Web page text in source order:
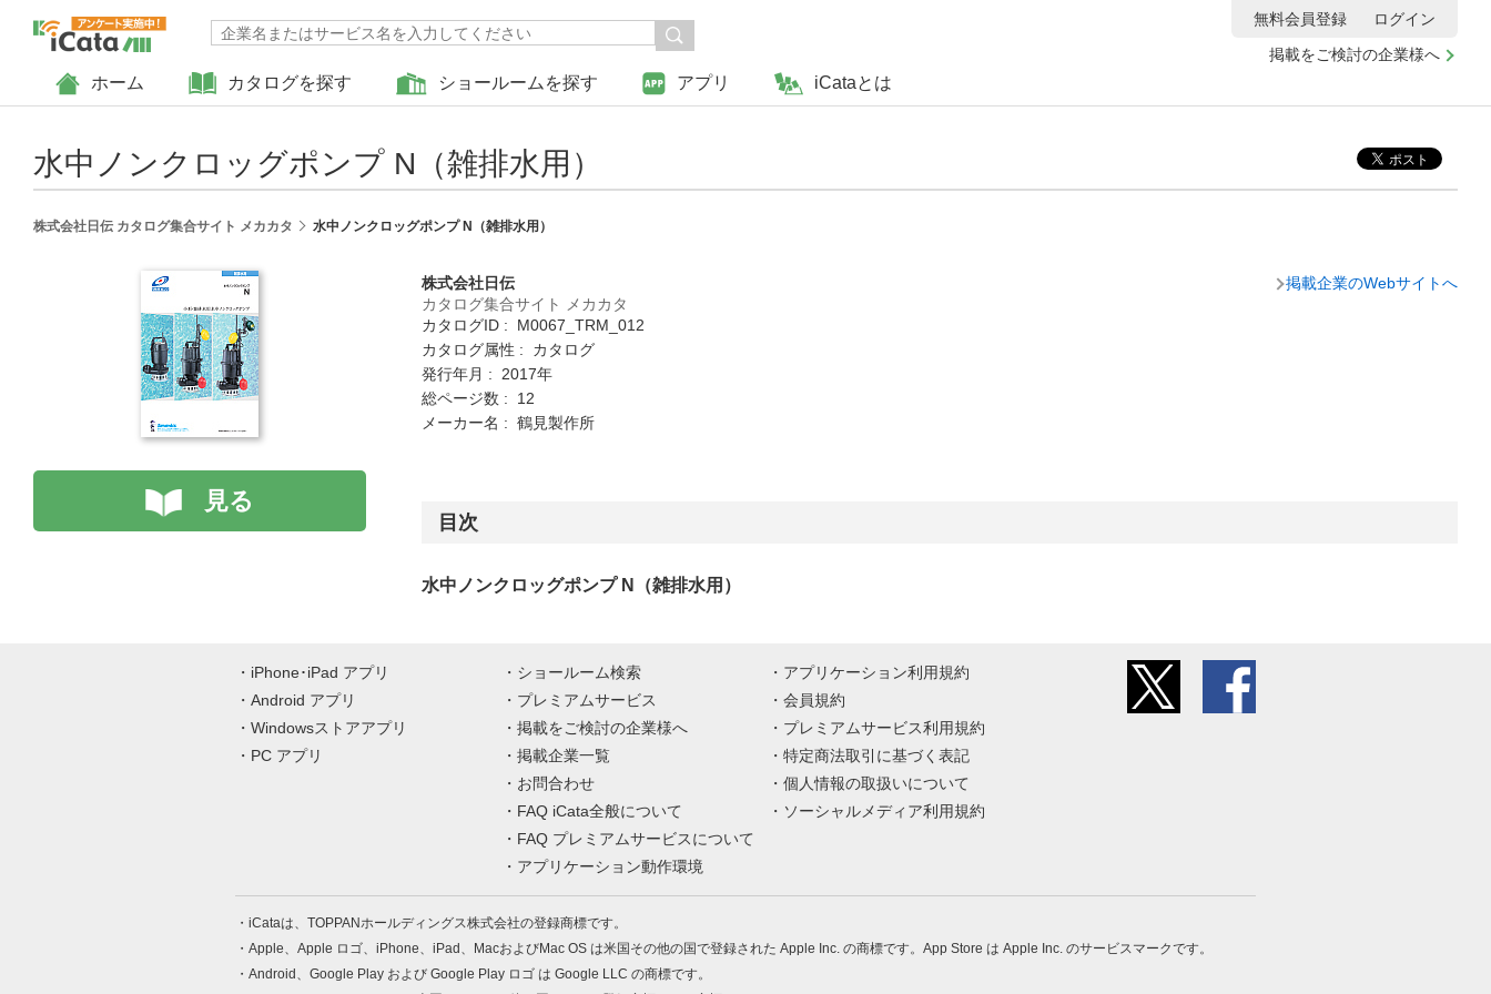
ホーム カタログを探す ショールームを探す アプリ iCataとは
掲載をご検討の企業様へ
無料会員登録 ログイン
水中ノンクロッグポンプ N（雑排水用）
株式会社日伝 カタログ集合サイト メカカタ 水中ノンクロッグポンプ N（雑排水用）
見る
株式会社日伝
カタログ集合サイト メカカタ
カタログID : M0067_TRM_012
カタログ属性 : カタログ
発行年月 : 2017年
総ページ数 : 12
メーカー名 : 鶴見製作所
掲載企業のWebサイトへ
目次
水中ノンクロッグポンプ N（雑排水用）
iPhone･iPad アプリ
Android アプリ
Windowsストアアプリ
PC アプリ
ショールーム検索
プレミアムサービス
掲載をご検討の企業様へ
掲載企業一覧
お問合わせ
FAQ iCata全般について
FAQ プレミアムサービスについて
アプリケーション動作環境
アプリケーション利用規約
会員規約
プレミアムサービス利用規約
特定商法取引に基づく表記
個人情報の取扱いについて
ソーシャルメディア利用規約
iCataは、TOPPANホールディングス株式会社の登録商標です。
Apple、Apple ロゴ、iPhone、iPad、MacおよびMac OS は米国その他の国で登録された Apple Inc. の商標です。App Store は Apple Inc. のサービスマークです。
Android、Google Play および Google Play ロゴ は Google LLC の商標です。